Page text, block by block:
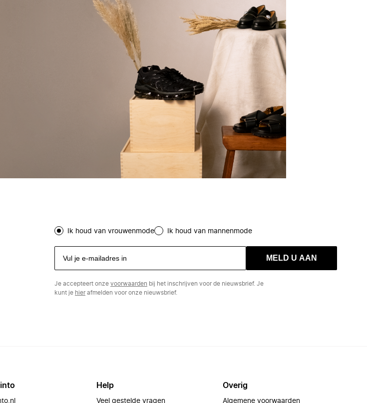
Ik houd van vrouwenmode Ik houd van mannenmode
MELD U AAN
Je accepteert onze voorwaarden bij het inschrijven voor de nieuwsbrief. Je
kunt je hierafmelden voor onze nieuwsbrief.
Help
Veel gestelde vragen
Overig
Algemene voorwaarden